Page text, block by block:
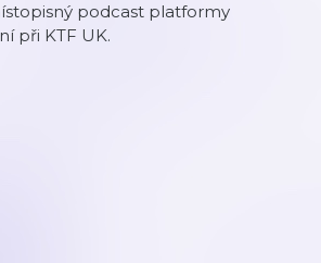
podcast platformy
při KTF UK.